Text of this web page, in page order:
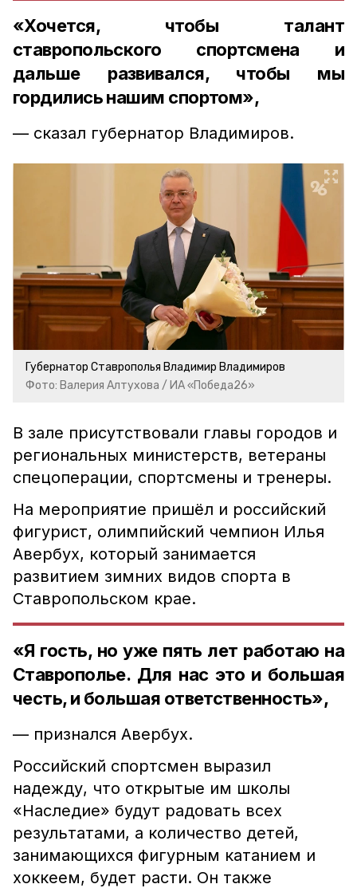
«Хочется, чтобы талант
ставропольского спортсмена и
дальше развивался, чтобы мы
гордились нашим спортом»,
— сказал губернатор Владимиров.
Губернатор Ставрополья Владимир Владимиров
Фото: Валерия Алтухова / ИА «Победа26»
В зале присутствовали главы городов и
региональных министерств, ветераны
спецоперации, спортсмены и тренеры.
На мероприятие пришёл и российский
фигурист, олимпийский чемпион Илья
Авербух, который занимается
развитием зимних видов спорта в
Ставропольском крае.
«Я гость, но уже пять лет работаю на
Ставрополье. Для нас это и большая
честь, и большая ответственность»,
— признался Авербух.
Российский спортсмен выразил
надежду, что открытые им школы
«Наследие» будут радовать всех
результатами, а количество детей,
занимающихся фигурным катанием и
хоккеем, будет расти. Он также